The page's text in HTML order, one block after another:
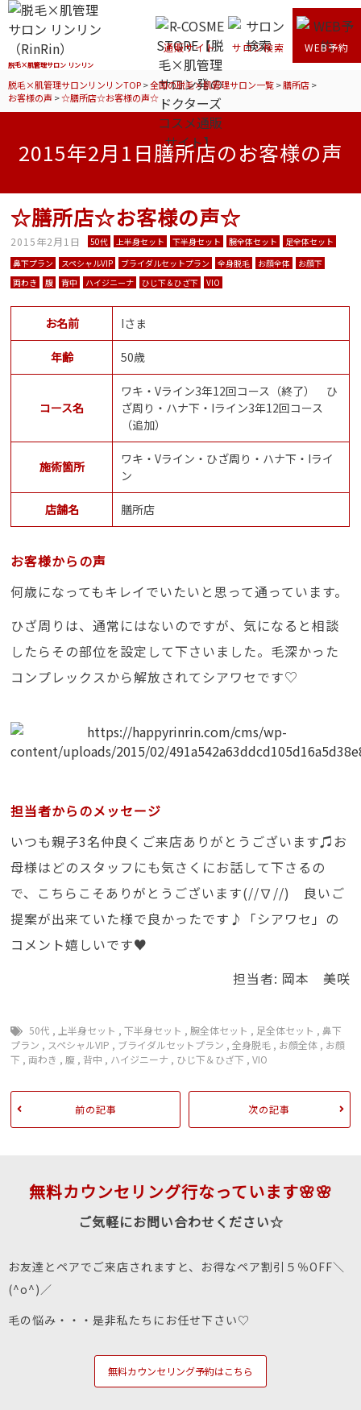
脱毛×肌管理サロン リンリン
通販サイト サロン検索 WEB予約
脱毛×肌管理サロンリンリンTOP>全国の脱毛×肌管理サロン一覧>膳所店>
お客様の声 >☆膳所店☆お客様の声☆
2015年2月1日膳所店のお客様の声
☆膳所店☆お客様の声☆
2015年2月1日 50代 上半身セット 下半身セット 腕全体セット
足全体セット
鼻下プラン
スペシャルVIP ブライダルセットプラン 全身脱毛 お顔全体
お顔下
両わき
腹 背中 ハイジニーナ ひじ下＆ひざ下 VIO
お名前 Iさま
年齢 50歳
コース名
ワキ・Vライン3年12回コース（終了） ひ
ざ周り・ハナ下・Iライン3年12回コース
（追加）
施術箇所
ワキ・Vライン・ひざ周り・ハナ下・Iライ
ン
店舗名 膳所店
お客様からの声
何歳になってもキレイでいたいと思って通っています。
ひざ周りは、通常にはないのですが、気になると相談
したらその部位を設定して下さいました。毛深かった
コンプレックスから解放されてシアワセです♡
担当者からのメッセージ
いつも親子3名仲良くご来店ありがとうございます♫お
母様はどのスタッフにも気さくにお話して下さるの
で、こちらこそありがとうございます(//∇//) 良いご
提案が出来ていた様で良かったです♪「シアワセ」の
コメント嬉しいです♥
担当者: 岡本 美咲
50代 , 上半身セット ,下半身セット ,腕全体セット , 足全体セット ,鼻下
プラン , スペシャルVIP , ブライダルセットプラン ,全身脱毛 , お顔全体 , お顔
下 ,両わき , 腹 , 背中 , ハイジニーナ , ひじ下＆ひざ下 ,VIO
前の記事 次の記事
無料カウンセリング行なっています🌸🌸
ご気軽にお問い合わせください☆
お友達とペアでご来店されますと、お得なペア割引５％OFF＼
(^o^)／
毛の悩み・・・是非私たちにお任せ下さい♡
無料カウンセリング予約はこちら